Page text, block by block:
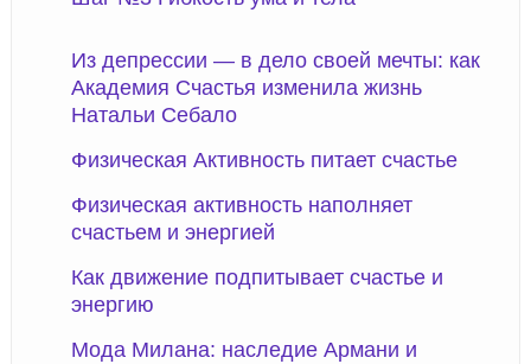
Из депрессии — в дело своей мечты: как
Академия Счастья изменила жизнь
Натальи Себало
Физическая Активность питает счастье
Физическая активность наполняет
счастьем и энергией
Как движение подпитывает счастье и
энергию
Мода Милана: наследие Армани и